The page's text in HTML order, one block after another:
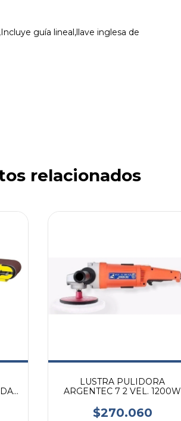
guía lineal,llave inglesa de
relacionados
LUSTRA PULIDORA
ARGENTEC 7 2 VEL. 1200W
$270.060